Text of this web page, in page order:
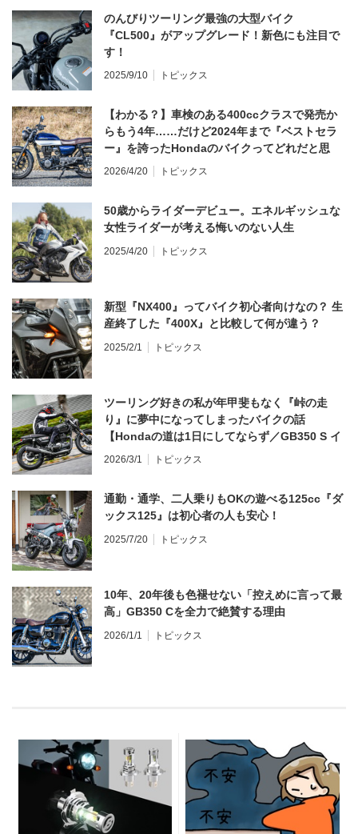
のんびりツーリング最強の大型バイク
『CL500』がアップグレード！新色にも注目で
す！
2025/9/10 トピックス
【わかる？】車検のある400ccクラスで発売か
らもう4年……だけど2024年まで『ベストセラ
ー』を誇ったHondaのバイクってどれだと思
う？
2026/4/20 トピックス
50歳からライダーデビュー。エネルギッシュな
女性ライダーが考える悔いのない人生
2025/4/20 トピックス
新型『NX400』ってバイク初心者向けなの？ 生
産終了した『400X』と比較して何が違う？
2025/2/1 トピックス
ツーリング好きの私が年甲斐もなく『峠の走
り』に夢中になってしまったバイクの話
【Hondaの道は1日にしてならず／GB350 S イ
ンプレ・レビュー 前編】
2026/3/1 トピックス
通勤・通学、二人乗りもOKの遊べる125cc『ダ
ックス125』は初心者の人も安心！
2025/7/20 トピックス
10年、20年後も色褪せない「控えめに言って最
高」GB350 Cを全力で絶賛する理由
2026/1/1 トピックス